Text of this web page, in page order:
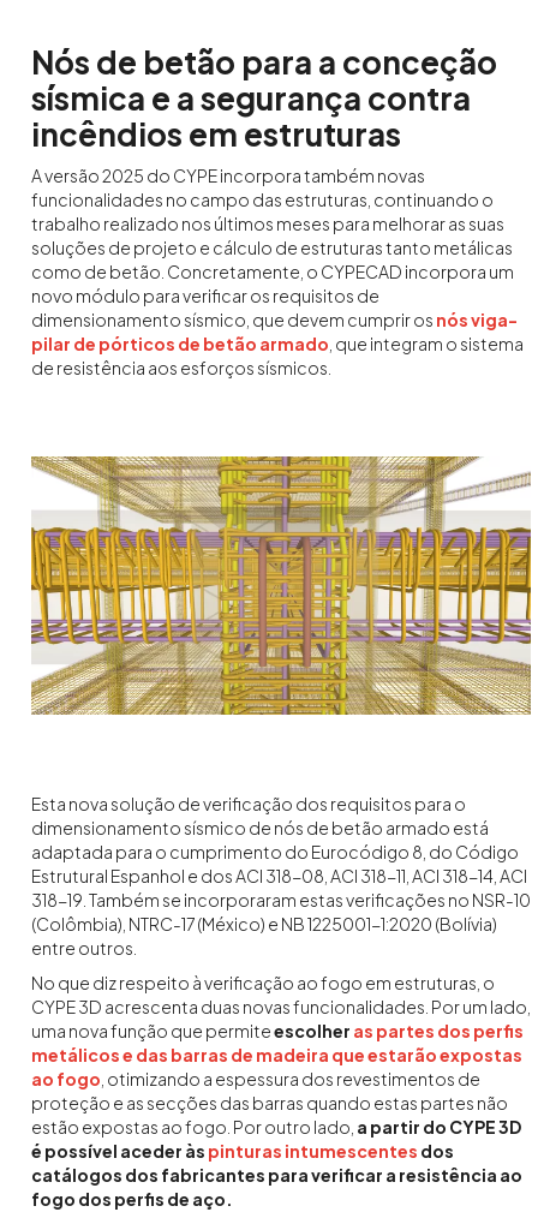
Nós de betão para a conceção
sísmica e a segurança contra
incêndios em estruturas
A versão 2025 do CYPE incorpora também novas
funcionalidades no campo das estruturas, continuando o
trabalho realizado nos últimos meses para melhorar as suas
soluções de projeto e cálculo de estruturas tanto metálicas
como de betão. Concretamente, o CYPECAD incorpora um
novo módulo para verificar os requisitos de
dimensionamento sísmico, que devem cumprir os nós viga-
pilar de pórticos de betão armado , que integram o sistema
de resistência aos esforços sísmicos.
Esta nova solução de verificação dos requisitos para o
dimensionamento sísmico de nós de betão armado está
adaptada para o cumprimento do Eurocódigo 8, do Código
Estrutural Espanhol e dos ACI 318-08, ACI 318-11, ACI 318-14, ACI
318-19. Também se incorporaram estas verificações no NSR-10
(Colômbia), NTRC-17 (México) e NB 1225001-1:2020 (Bolívia)
entre outros.
No que diz respeito à verificação ao fogo em estruturas, o
CYPE 3D acrescenta duas novas funcionalidades. Por um lado,
uma nova função que permiteescolher as partes dos perfis
metálicos e das barras de madeira que estarão expostas
ao fogo , otimizando a espessura dos revestimentos de
proteção e as secções das barras quando estas partes não
estão expostas ao fogo. Por outro lado, a partir do CYPE 3D
é possível aceder às pinturas intumescentes dos
catálogos dos fabricantes para verificar a resistência ao
fogo dos perfis de aço.